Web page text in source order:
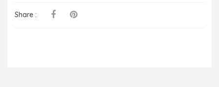
Share :